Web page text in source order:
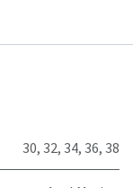
30, 32, 34, 36, 38